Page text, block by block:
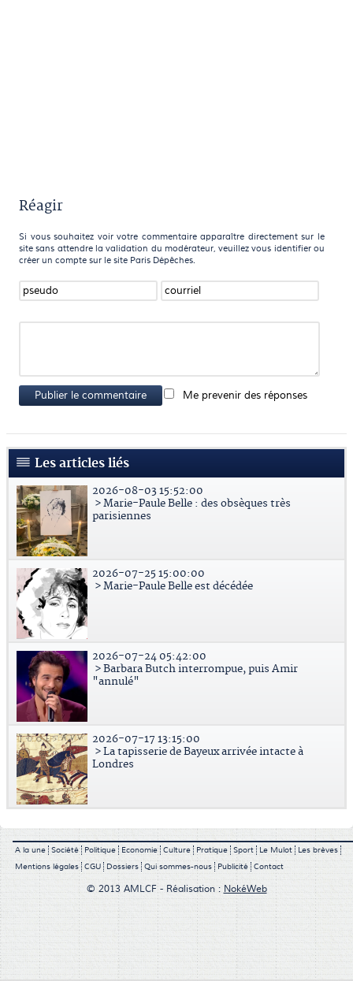
Réagir
Si vous souhaitez voir votre commentaire apparaître directement sur le
site sans attendre la validation du modérateur, veuillez vous identifier ou
créer un compte sur le site Paris Dépêches.
Publier le commentaire Me prevenir des réponses
Les articles liés
2026-08-03 15:52:00
> Marie-Paule Belle : des obsèques très
parisiennes
2026-07-25 15:00:00
> Marie-Paule Belle est décédée
2026-07-24 05:42:00
> Barbara Butch interrompue, puis Amir
"annulé"
2026-07-17 13:15:00
> La tapisserie de Bayeux arrivée intacte à
Londres
A la une Société Politique Economie Culture Pratique Sport Le Mulot
Les brèves
Mentions légales CGU Dossiers Qui sommes-nous Publicité Contact
© 2013 AMLCF - Réalisation : NokéWeb